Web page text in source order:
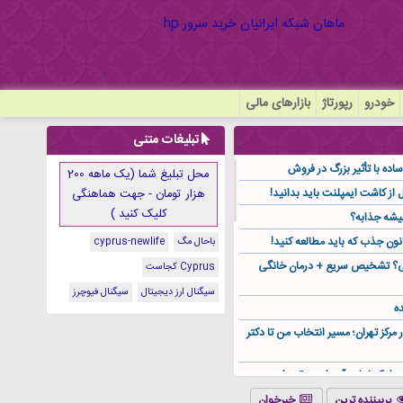
خودرو رپورتاژ بازارهای مالی
با تأثیر بزرگ در فروش
جذابه؟
جذب که باید مطالعه کنید!
تشخیص سریع + درمان خانگی
مرکز تهران؛ مسیر انتخاب من تا دکتر
کجا باید آن را مستقیم از
تبلیغات متنی
محل تبلیغ شما (یک ماهه 200
هزار تومان - جهت هماهنگی
کلیک کنید )
باحال مگ
cyprus-newlife
Cyprus کجاست
سیگنال ارز دیجیتال
سیگنال فیوچرز